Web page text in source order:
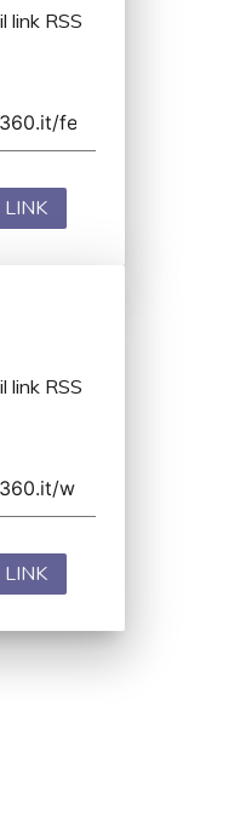
link RSS
link RSS